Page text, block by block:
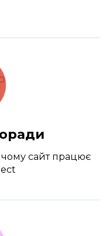
чому сайт працює